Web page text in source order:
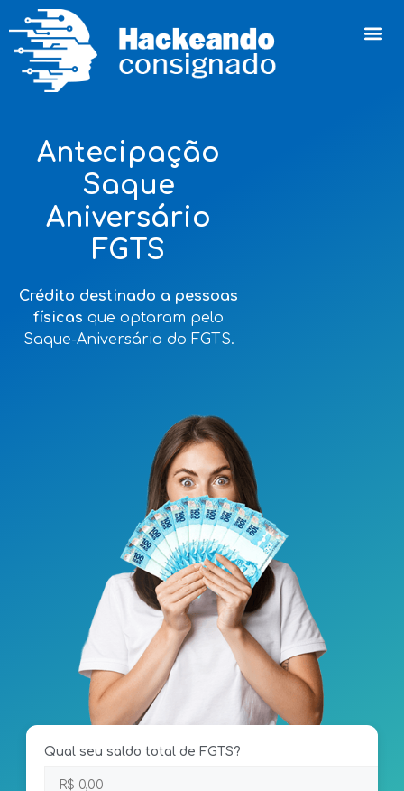
Antecipação
Saque
Aniversário
FGTS
Crédito destinado a pessoas
físicasque optaram pelo
Saque-Aniversário do FGTS.
Qual seu saldo total de FGTS?